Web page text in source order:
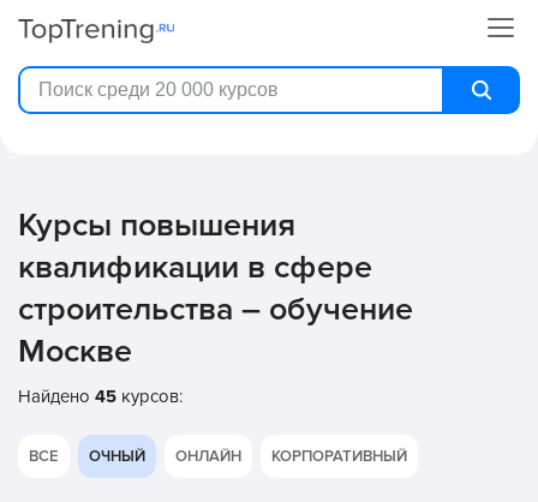
Курсы повышения
квалификации в сфере
строительства – обучение
Москве
Найдено 45 курсов:
ВСЕ ОЧНЫЙ ОНЛАЙН КОРПОРАТИВНЫЙ